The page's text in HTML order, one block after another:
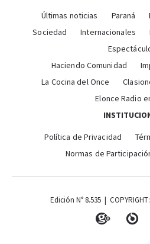
Últimas noticias Paraná
Sociedad
Internacionales
Haciendo Comunidad
La Cocina del Once
Elonce Radio
Política de Privacidad
Normas de
Edición N° 8.535 |